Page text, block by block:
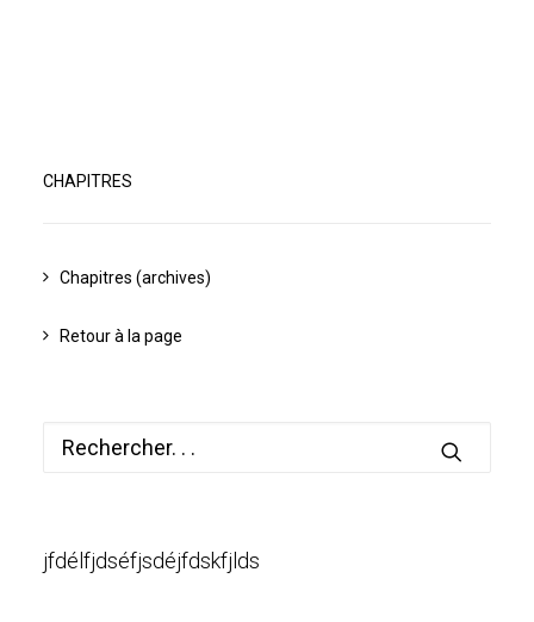
CHAPITRES
Chapitres (archives)
Retour à la page
jfdélfjdséfjsdéjfdskfjlds